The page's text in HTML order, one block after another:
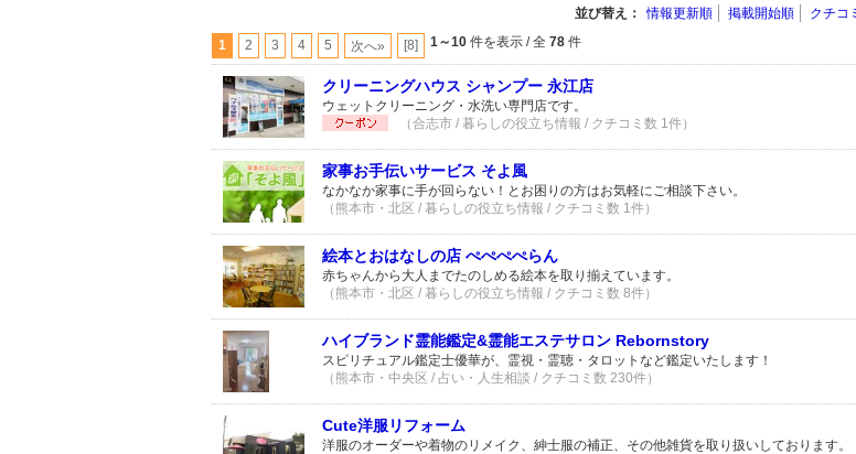
並び替え： 情報更新順 掲載開始順 クチコ
1 2 3 4 5 次へ» [8] 1～10 件を表示 / 全 78 件
クリーニングハウス シャンプー 永江店
ウェットクリーニング・水洗い専門店です。
（合志市 / 暮らしの役立ち情報 / クチコミ数 1件）
家事お手伝いサービス そよ風
なかなか家事に手が回らない！とお困りの方はお気軽にご相談下さい。
（熊本市・北区 / 暮らしの役立ち情報 / クチコミ数 1件）
絵本とおはなしの店 ぺぺぺぺらん
赤ちゃんから大人までたのしめる絵本を取り揃えています。
（熊本市・北区 / 暮らしの役立ち情報 / クチコミ数 8件）
ハイブランド霊能鑑定&霊能エステサロン Rebornstory
スピリチュアル鑑定士優華が、霊視・霊聴・タロットなど鑑定いたします！
（熊本市・中央区 / 占い・人生相談 / クチコミ数 230件）
Cute洋服リフォーム
洋服のオーダーや着物のリメイク、紳士服の補正、その他雑貨を取り扱いしております。